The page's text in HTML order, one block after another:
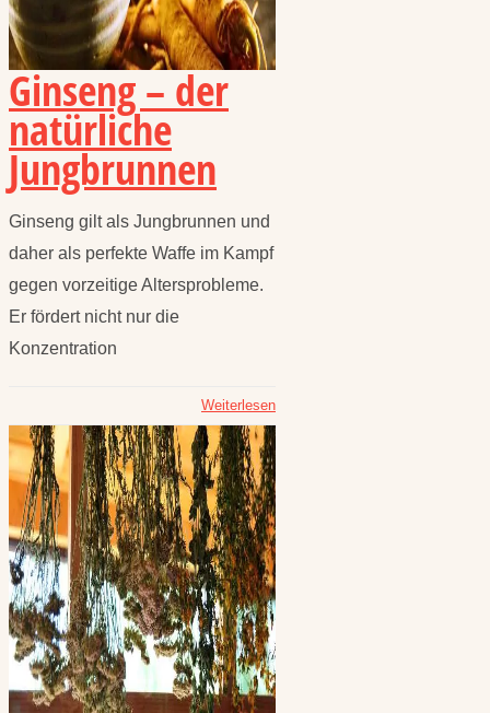
Ginseng – der
natürliche
Jungbrunnen
Ginseng gilt als Jungbrunnen und
daher als perfekte Waffe im Kampf
gegen vorzeitige Altersprobleme.
Er fördert nicht nur die
Konzentration
Weiterlesen